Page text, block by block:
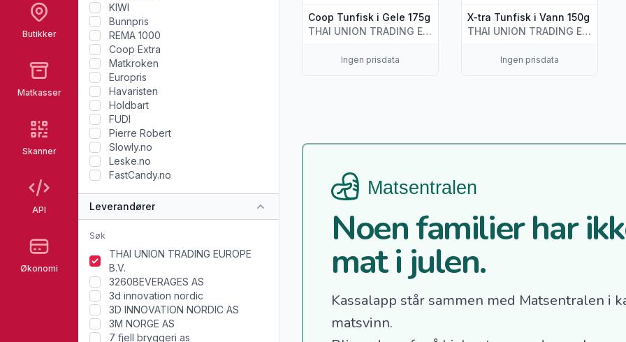
Butikker
Matkasser
Skanner
API
Økonomi
KIWI
Bunnpris
REMA 1000
Coop Extra
Matkroken
Europris
Havaristen
Holdbart
FUDI
Pierre Robert
Slowly.no
Leske.no
FastCandy.no
Leverandører
THAI UNION TRADING EUROPE
B.V.
3260BEVERAGES AS
3d innovation nordic
3D INNOVATION NORDIC AS
3M NORGE AS
7 fjell bryggeri as
Coop Tunfisk i Gele 175g
THAI UNION TRADING EUROPE B.V.
Ingen prisdata
X-tra Tunfisk i Vann 150g
THAI UNION TRADING EUROPE B.V.
Ingen prisdata
Noen familier har
mat i julen.
Kassalapp står sammen med Matsentralen i
matsvinn.